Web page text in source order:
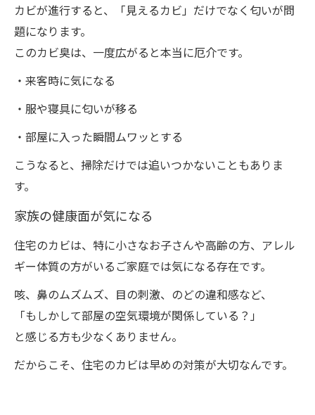
カビが進行すると、「見えるカビ」だけでなく匂いが問
題になります。
このカビ臭は、一度広がると本当に厄介です。
・来客時に気になる
・服や寝具に匂いが移る
・部屋に入った瞬間ムワッとする
こうなると、掃除だけでは追いつかないこともありま
す。
家族の健康面が気になる
住宅のカビは、特に小さなお子さんや高齢の方、アレル
ギー体質の方がいるご家庭では気になる存在です。
咳、鼻のムズムズ、目の刺激、のどの違和感など、
「もしかして部屋の空気環境が関係している？」
と感じる方も少なくありません。
だからこそ、住宅のカビは早めの対策が大切なんです。